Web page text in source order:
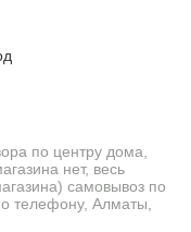
по центру дома,
нет, весь
самовывоз по
телефону, Алматы,